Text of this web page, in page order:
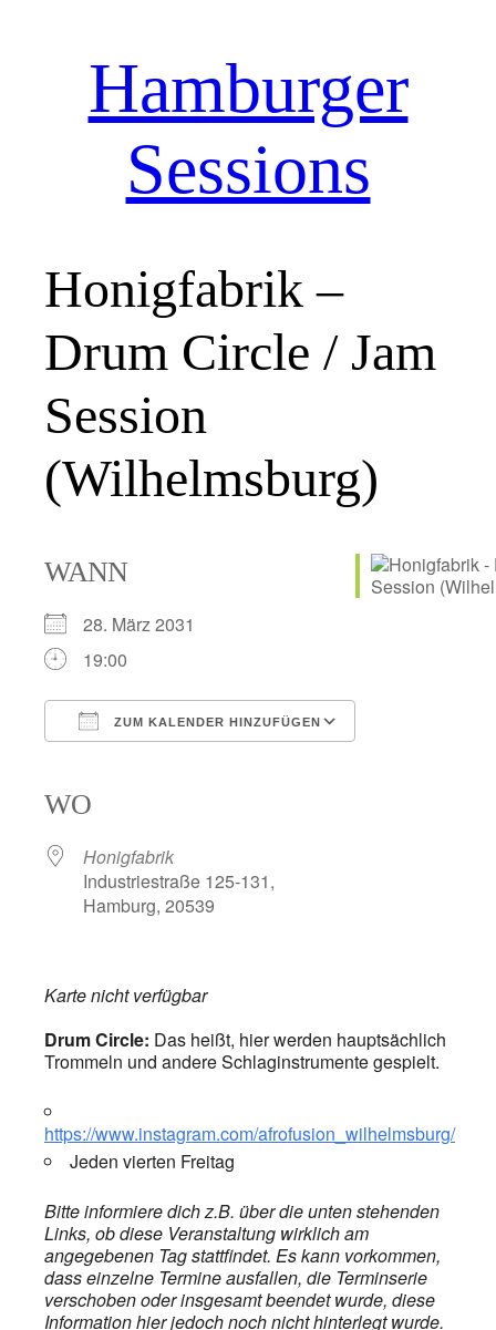
Hamburger
Sessions
Honigfabrik –
Drum Circle / Jam
Session
(Wilhelmsburg)
WANN
28. März 2031
19:00
ZUM KALENDER HINZUFÜGEN
WO
Honigfabrik
Industriestraße 125-131,
Hamburg, 20539
Karte nicht verfügbar
Drum Circle: Das heißt, hier werden hauptsächlich
Trommeln und andere Schlaginstrumente gespielt.
https://www.instagram.com/afrofusion_wilhelmsburg/
Jeden vierten Freitag
Bitte informiere dich z.B. über die unten stehenden
Links, ob diese Veranstaltung wirklich am
angegebenen Tag stattfindet. Es kann vorkommen,
dass einzelne Termine ausfallen, die Terminserie
verschoben oder insgesamt beendet wurde, diese
Information hier jedoch noch nicht hinterlegt wurde.